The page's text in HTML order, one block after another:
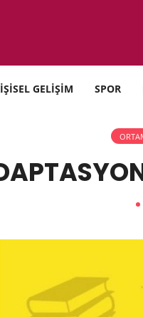
GELİŞİM SPOR